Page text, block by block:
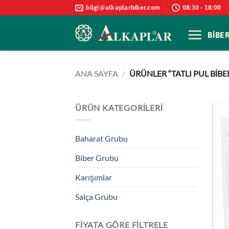
atla
bilgi@alkaplarbiber.com 08:30 - 18:00
ANA SAYFA / ÜRÜNLER “TATLI PUL
ÜRÜN KATEGORILERI
Baharat Grubu
Biber Grubu
Karışımlar
Salça Grubu
FIYATA GÖRE FILTRELE